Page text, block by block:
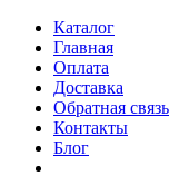
Каталог
Главная
Оплата
Доставка
Обратная связь
Контакты
Блог